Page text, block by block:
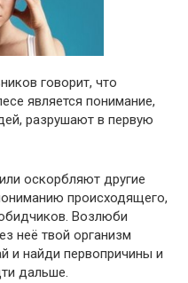
говорит, что
является понимание,
разрушают в первую
оскорбляют другие
происходящего,
Возлюби
неё твой организм
и найди первопричины и
дальше.